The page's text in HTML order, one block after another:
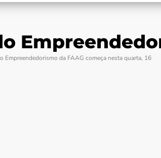
Empreendedorismo da FAAG começa nesta quarta, 16